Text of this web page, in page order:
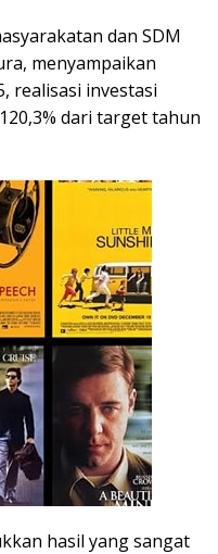
dan SDM
menyampaikan
realisasi investasi
dari target tahun
hasil yang sangat